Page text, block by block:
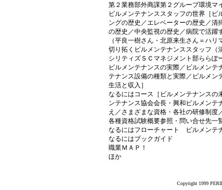
第２業務部外商課第２グループ環境マ
ビルメンテナンススタッフの世界［
ングの歴史／エレベーターの歴史／清
の歴史／中央監視の歴史／病院で活躍
（平良一樹さん・北原来生さん＝ハ
切り拓くビルメンテナンススタッフ（
シリティズＳＣマネジメント部ららぽ
ビルメンテナンスの実際／ビルメン
テナンス設備の種類と実際／ビルメン
生活と収入］
なるにはコース［ビルメンテナンスの
ンテナンス協会会長・興和ビルメンテ
え／さまざまな資格・各社の研修制度
各種資格試験概要参照・問い合せ先一
なるにはフローチャート ビルメンテ
なるにはブックガイド
職業ＭＡＰ！
ほか
Copyright 1999